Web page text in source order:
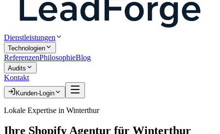
Dienstleistungen
Technologien
ReferenzenPhilosophieBlog
Audits
Kontakt
Kunden-Login
Lokale Expertise in Winterthur
Ihre Shopify Agentur für Winterthur